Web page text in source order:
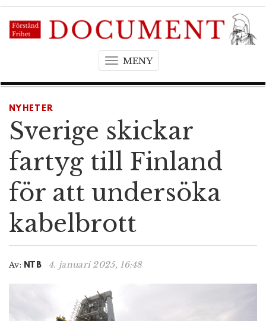
MENYT
g
l
a
i
g
i
NYHETER
Sverige skickar
fartyg till Finland
för att undersöka
kabelbrott
Av: NTB 4. januari 2025, 16:48